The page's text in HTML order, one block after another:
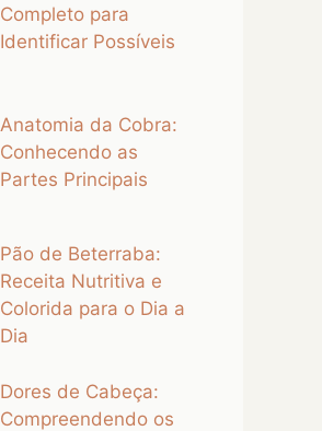
Completo para
Identificar Possíveis
Anatomia da Cobra:
Conhecendo as
Partes Principais
Pão de Beterraba:
Receita Nutritiva e
Colorida para o Dia a
Dia
Dores de Cabeça:
Compreendendo os